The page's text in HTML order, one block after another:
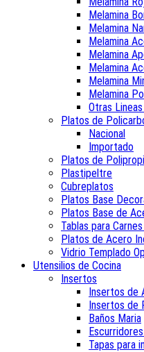
Melamina
Melamina
Melamina
Melamina
Melamina
Melamina
Melamina
Otras
Platos de
Nacional
Importado
Platos de
Plastipeltre
Cubreplatos
Platos Base
Platos Base de
Tablas para
Platos de Acero
Vidrio Templado
Utensilios de Cocina
Insertos
Insertos de
Insertos de
Baños Maria
Tapas para